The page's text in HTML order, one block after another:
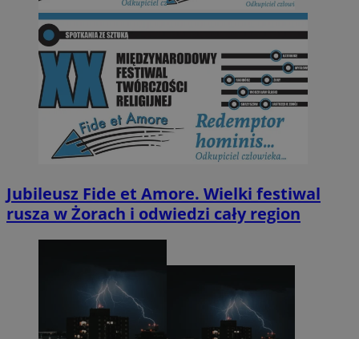
Jubileusz Fide et Amore. Wielki festiwal
rusza w Żorach i odwiedzi cały region